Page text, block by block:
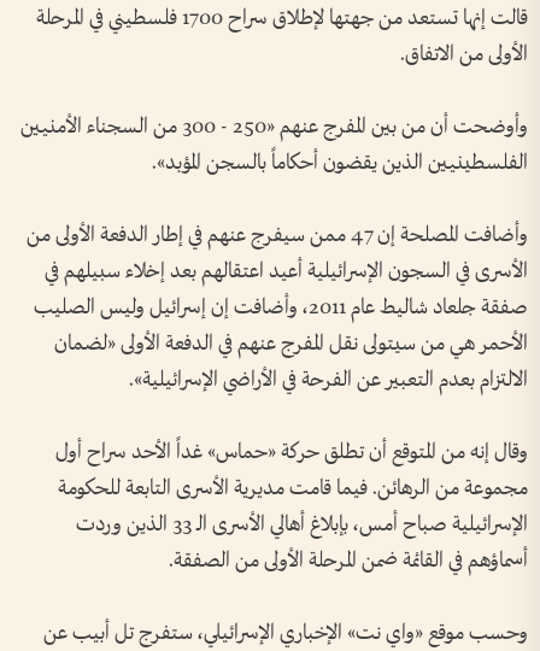
قالت إنها تستعد من جهتها لإطلاق سراح 1700 فلسطيني في المرحلة
الأولى من الاتفاق.
وأوضحت أن من بين المفرج عنهم «250 - 300 من السجناء الأمنيين
الفلسطينيين الذين يقضون أحكاماً بالسجن المؤبد».
وأضافت المصلحة إن 47 ممن سيفرج عنهم في إطار الدفعة الأولى من
الأسرى في السجون الإسرائيلية أعيد اعتقالهم بعد إخلاء سبيلهم في
صفقة جلعاد شاليط عام 2011، وأضافت إن إسرائيل وليس الصليب
الأحمر هي من سيتولى نقل المفرج عنهم في الدفعة الأولى «لضمان
الالتزام بعدم التعبير عن الفرحة في الأراضي الإسرائيلية».
وقال إنه من المتوقع أن تطلق حركة «حماس» غداً الأحد سراح أول
مجموعة من الرهائن. فيما قامت مديرية الأسرى التابعة للحكومة
الإسرائيلية صباح أمس، بإبلاغ أهالي الأسرى الـ 33 الذين وردت
أسماؤهم في القائمة ضمن المرحلة الأولى من الصفقة.
وحسب موقع «واي نت» الإخباري الإسرائيلي، ستفرج تل أبيب عن